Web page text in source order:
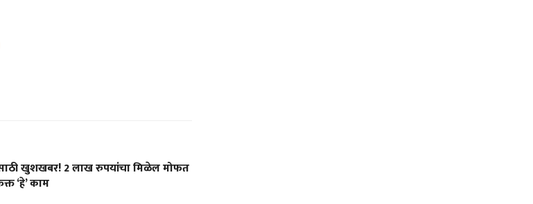
खुशखबर! 2 लाख रुपयांचा मिळेल मोफत
‘हे’ काम